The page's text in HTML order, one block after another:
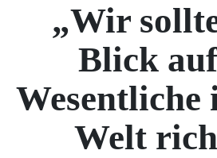
„Wir
Blick
Wesentliche
Welt